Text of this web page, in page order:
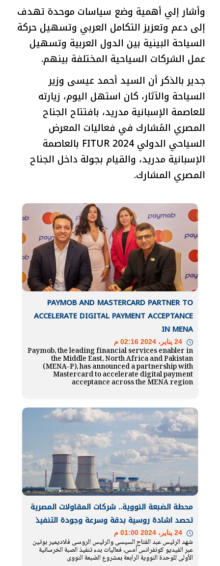
وأشار إلي أهمية وضع سياسات موحدة تهدف
إلى دعم وتعزيز التكامل العربي وتسهيل حركة
السياحة البينية بين الدول العربية وتسهيل
عمل الشركات السياحية المختلفة بينهم.
جدير بالذكر أن السيد أحمد عيسى وزير
السياحة والآثار، كان استهل اليوم، زيارته
للعاصمة الإسبانية مدريد، بافتتاح الجناح
المصري المُشارك في فعاليات المعرض
السياحي الدولي FITUR 2024 بالعاصمة
الإسبانية مدريد، والقيام بجولة داخل الجناح
المصري المشارك.
PAYMOB AND MASTERCARD PARTNER TO
ACCELERATE DIGITAL PAYMENT ACCEPTANCE
IN MENA
Paymob، the leading financial services enabler in
the Middle East، North Africa and Pakistan
(MENA-P)، has announced a partnership with
Mastercard to accelerate digital payment
acceptance across the MENA region
محطة الضبعة النووية.. شركات المقاولات المصرية
تحصد اشادة روسية بدقة وسرعة وجودة التنفيذ
شهد الرئيس عبد الفتاح السيسى والرئيس الروسى فلاديمير بوتين
عبر الفيديو كونفرانس أمس، فعاليات بدء تنفيذ الصبة الخرسانية
الأولى للوحدة النووية الرابعة بمشروع الضبعة النووى